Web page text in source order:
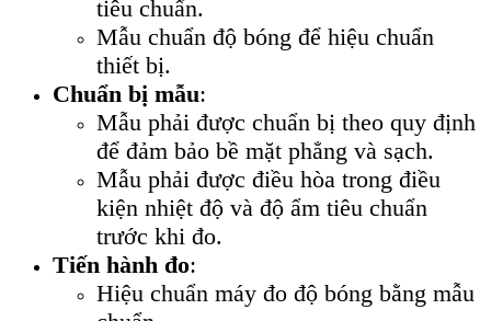
tiêu chuẩn.
Mẫu chuẩn độ bóng để hiệu chuẩn
thiết bị.
Chuẩn bị mẫu:
Mẫu phải được chuẩn bị theo quy định
để đảm bảo bề mặt phẳng và sạch.
Mẫu phải được điều hòa trong điều
kiện nhiệt độ và độ ẩm tiêu chuẩn
trước khi đo.
Tiến hành đo:
Hiệu chuẩn máy đo độ bóng bằng mẫu